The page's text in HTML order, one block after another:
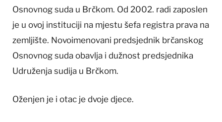
Osnovnog suda u Brčkom. Od 2002. radi zaposlen
je u ovoj instituciji na mjestu šefa registra prava na
zemljište. Novoimenovani predsjednik brčanskog
Osnovnog suda obavlja i dužnost predsjednika
Udruženja sudija u Brčkom.
Oženjen je i otac je dvoje djece.